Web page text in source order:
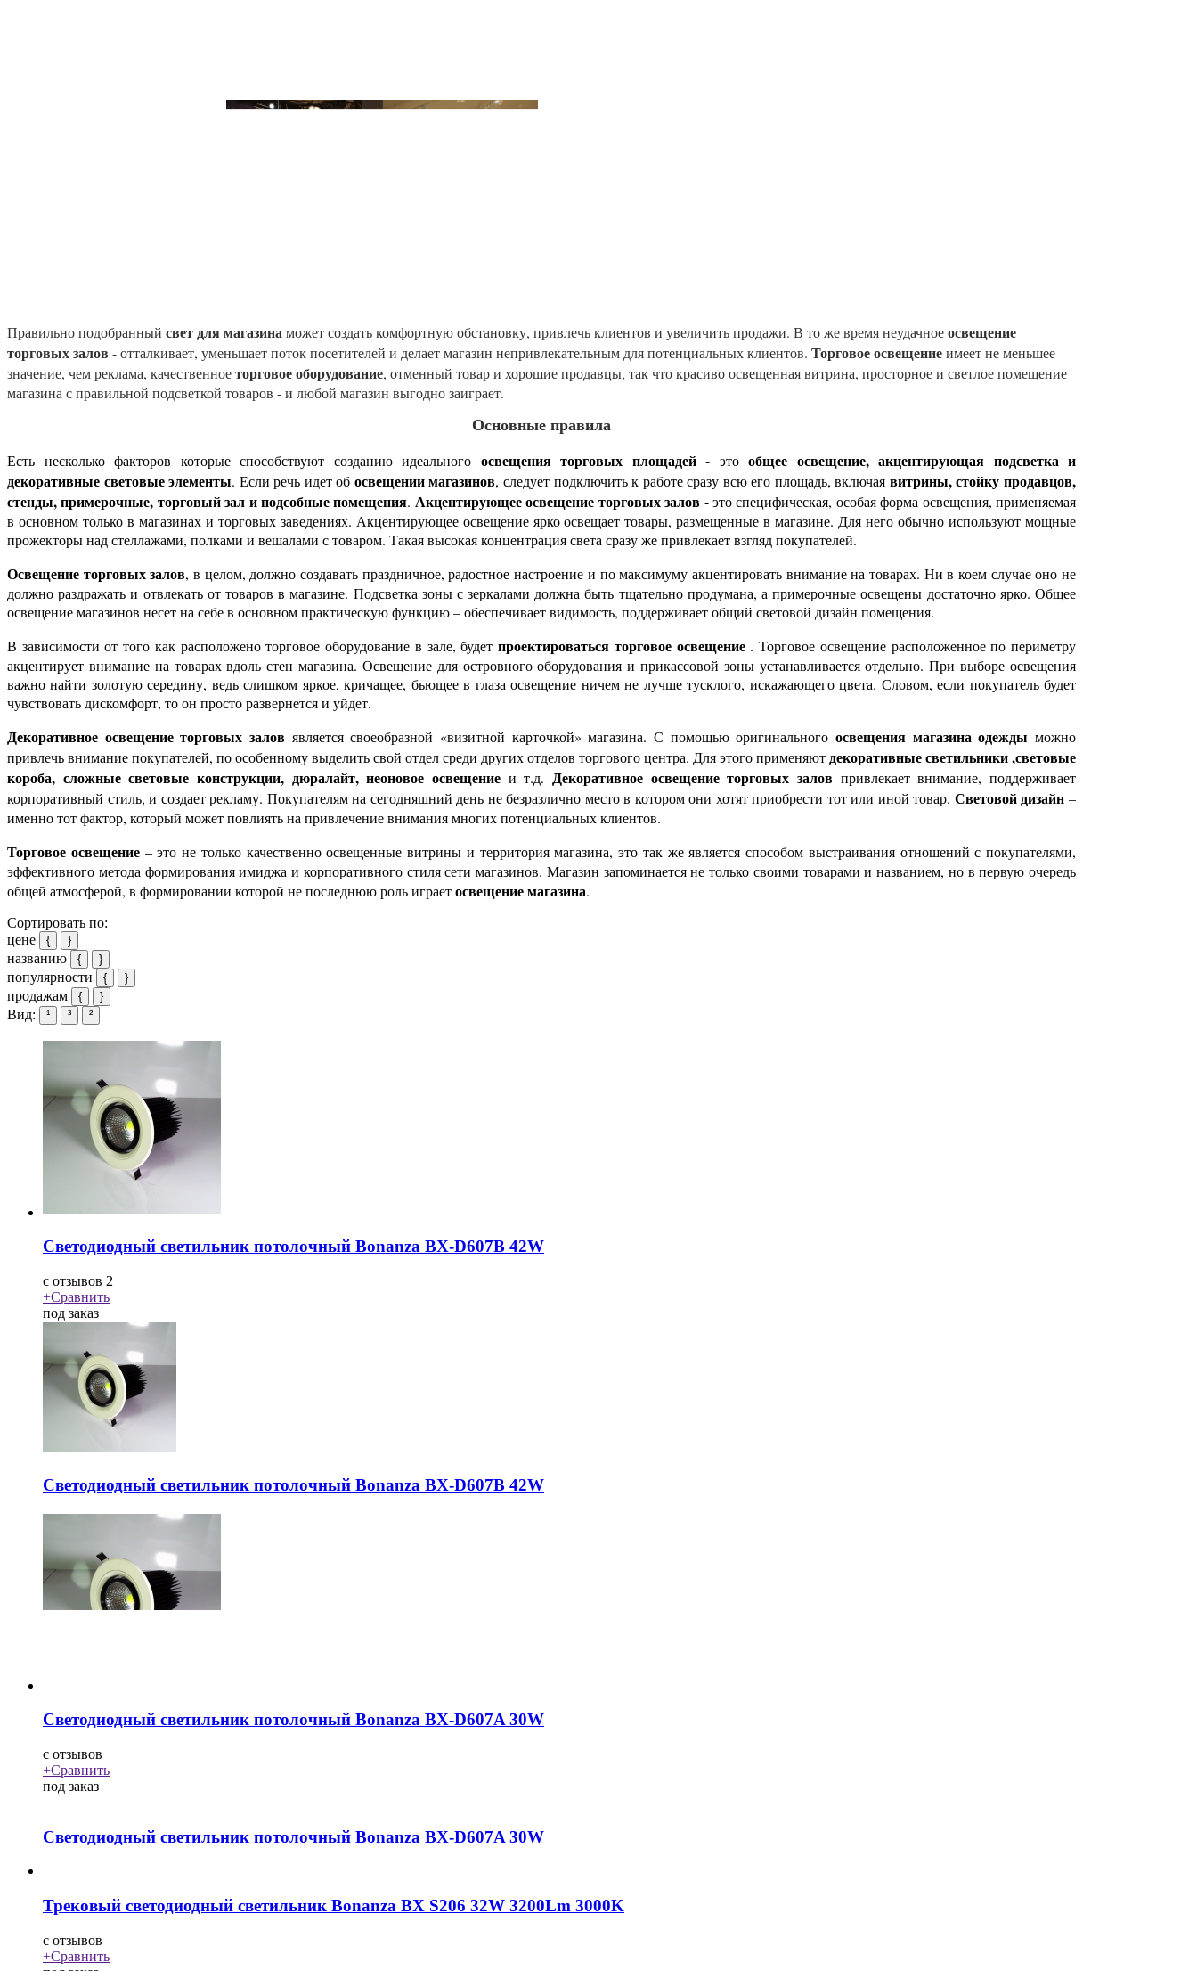
Правильно подобранный свет для магазинаможет создать комфортную обстановку, привлечь клиентов и увеличить продажи. В то же время неудачноеосвещение
торговых залов - отталкивает, уменьшает поток посетителей и делает магазин непривлекательным для потенциальных клиентов. Торговое освещениеимеет не меньшее
значение, чем реклама, качественноеторговое оборудование, отменный товар и хорошие продавцы, так что красиво освещенная витрина, просторное и светлое помещение
магазина с правильной подсветкой товаров - и любой магазин выгодно заиграет.
Основные правила
Есть несколько факторов которые способствуют созданию идеального освещения торговых площадей- это общее освещение, акцентирующая подсветка и
декоративные световые элементы. Если речь идет об освещении магазинов, следует подключить к работе сразу всю его площадь, включая витрины, стойку продавцов,
стенды, примерочные, торговый зал и подсобные помещения. Акцентирующее освещение торговых залов - это специфическая, особая форма освещения, применяемая
в основном только в магазинах и торговых заведениях. Акцентирующее освещение ярко освещает товары, размещенные в магазине. Для него обычно используют мощные
прожекторы над стеллажами, полками и вешалами с товаром. Такая высокая концентрация света сразу же привлекает взгляд покупателей.
Освещение торговых залов, в целом, должно создавать праздничное, радостное настроение и по максимуму акцентировать внимание на товарах. Ни в коем случае оно не
должно раздражать и отвлекать от товаров в магазине. Подсветка зоны с зеркалами должна быть тщательно продумана, а примерочные освещены достаточно ярко. Общее
освещение магазинов несет на себе в основном практическую функцию – обеспечивает видимость, поддерживает общий световой дизайн помещения.
В зависимости от того как расположено торговое оборудование в зале, будетпроектироваться торговое освещение. Торговое освещение расположенное по периметру
акцентирует внимание на товарах вдоль стен магазина. Освещение для островного оборудования и прикассовой зоны устанавливается отдельно. При выборе освещения
важно найти золотую середину, ведь слишком яркое, кричащее, бьющее в глаза освещение ничем не лучше тусклого, искажающего цвета. Словом, если покупатель будет
чувствовать дискомфорт, то он просто развернется и уйдет.
Декоративное освещение торговых залов является своеобразной «визитной карточкой» магазина. С помощью оригинального освещения магазина одежды можно
привлечь внимание покупателей, по особенному выделить свой отдел среди других отделов торгового центра. Для этого применяютдекоративные светильники ,световые
короба, сложные световые конструкции, дюралайт, неоновое освещение и т.д. Декоративное освещение торговых залов привлекает внимание, поддерживает
корпоративный стиль, и создает рекламу. Покупателям на сегодняшний день не безразлично место в котором они хотят приобрести тот или иной товар. Световой дизайн –
именно тот фактор, который может повлиять на привлечение внимания многих потенциальных клиентов.
Торговое освещение– это не только качественно освещенные витрины и территория магазина, это так же является способом выстраивания отношений с покупателями,
эффективного метода формирования имиджа и корпоративного стиля сети магазинов. Магазин запоминается не только своими товарами и названием, но в первую очередь
общей атмосферой, в формировании которой не последнюю роль играетосвещение магазина.
Сортировать по:
цене
{ }
названию { }
популярности { }
продажам { }
Вид: ¹ ³ ²
Светодиодный светильник потолочный Bonanza BX-D607B 42W
c отзывов 2
+Сравнить
под заказ
Светодиодный светильник потолочный Bonanza BX-D607B 42W
Светодиодный светильник потолочный Bonanza BX-D607A 30W
c отзывов
+Сравнить
под заказ
Светодиодный светильник потолочный Bonanza BX-D607A 30W
Трековый светодиодный светильник Bonanza BX S206 32W 3200Lm 3000K
c отзывов
+Сравнить